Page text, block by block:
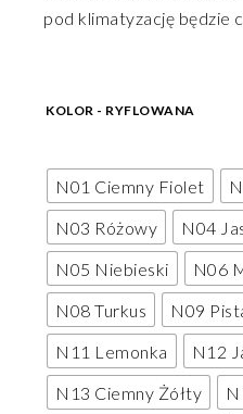
pod klimatyzację będzie
KOLOR - RYFLOWANA
N01 Ciemny Fiolet
N03 Różowy
N04
N05 Niebieski
N06
N08 Turkus
N09
N11 Lemonka
N12
N13 Ciemny Żółty